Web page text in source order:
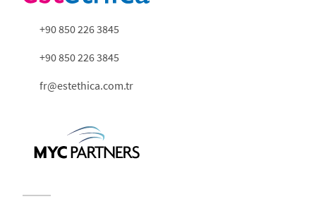
+90 850 226 3845
+90 850 226 3845
fr@estethica.com.tr